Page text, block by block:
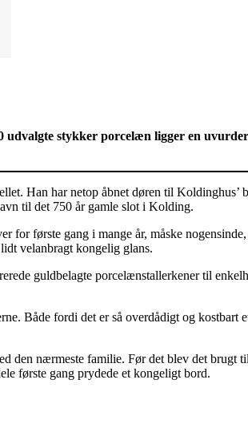
stykker porcelæn ligger en
Han har netop åbnet døren til
til det 750 år gamle slot i Kolding.
for første gang i mange år, måske
velanbragt kongelig glans.
guldbelagte porcelænstallerkener til
Både fordi det er så overdådigt og
den nærmeste familie. Før det blev det
første gang prydede et kongeligt bord.